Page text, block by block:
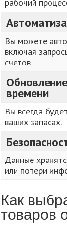
рабочий
Вы можете
включая
счетов.
времени
Вы всегда
ваших запасах.
Данные
или потери
Как
товаров